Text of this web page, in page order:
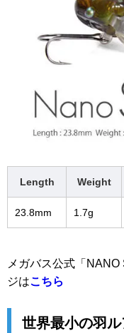
Length Weight
23.8mm 1.7g
メガバス公式「
ジはこちら
世界最小の羽ル